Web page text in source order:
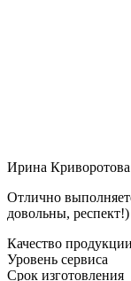
Ирина Криворотова
Отлично
довольны, респект!)
Качество продукции
Уровень сервиса
Срок изготовления